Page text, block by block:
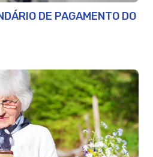
DE PAGAMENTO DO